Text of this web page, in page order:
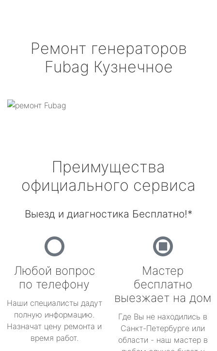
Ремонт генераторов
Fubag Кузнечное
Преимущества
официального сервиса
Выезд и диагностика Бесплатно!*
Любой вопрос
по телефону
Наши специалисты дадут
полную информацию.
Назначат цену ремонта и
время работ.
Мастер
бесплатно
выезжает на дом
Где Вы не находились в
Санкт-Петербурге или
области - наш мастер в